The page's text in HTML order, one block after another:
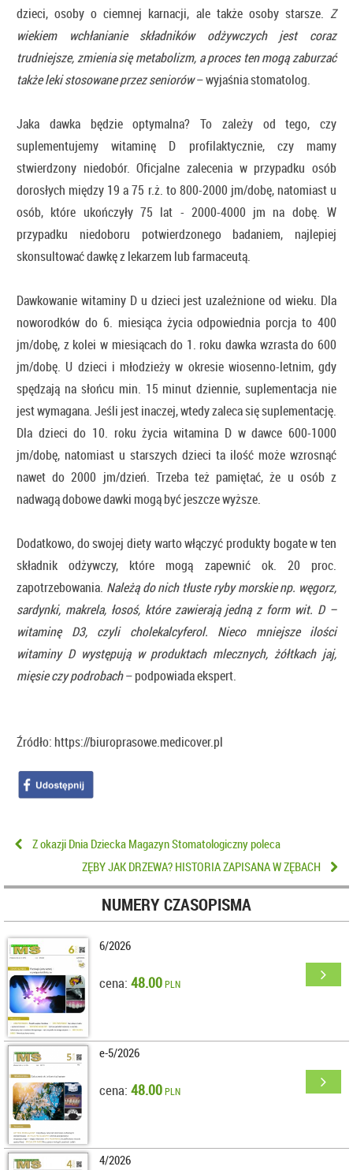
dzieci, osoby o ciemnej karnacji, ale także osoby starsze. Z
wiekiem wchłanianie składników odżywczych jest coraz
trudniejsze, zmienia się metabolizm, a proces ten mogą zaburzać
także leki stosowane przez seniorów– wyjaśnia stomatolog.
Jaka dawka będzie optymalna? To zależy od tego, czy
suplementujemy witaminę D profilaktycznie, czy mamy
stwierdzony niedobór. Oficjalne zalecenia w przypadku osób
dorosłych między 19 a 75 r.ż. to 800-2000 jm/dobę, natomiast u
osób, które ukończyły 75 lat - 2000-4000 jm na dobę. W
przypadku niedoboru potwierdzonego badaniem, najlepiej
skonsultować dawkę z lekarzem lub farmaceutą.
Dawkowanie witaminy D u dzieci jest uzależnione od wieku. Dla
noworodków do 6. miesiąca życia odpowiednia porcja to 400
jm/dobę, z kolei w miesiącach do 1. roku dawka wzrasta do 600
jm/dobę. U dzieci i młodzieży w okresie wiosenno-letnim, gdy
spędzają na słońcu min. 15 minut dziennie, suplementacja nie
jest wymagana. Jeśli jest inaczej, wtedy zaleca się suplementację.
Dla dzieci do 10. roku życia witamina D w dawce 600-1000
jm/dobę, natomiast u starszych dzieci ta ilość może wzrosnąć
nawet do 2000 jm/dzień. Trzeba też pamiętać, że u osób z
nadwagą dobowe dawki mogą być jeszcze wyższe.
Dodatkowo, do swojej diety warto włączyć produkty bogate w ten
składnik odżywczy, które mogą zapewnić ok. 20 proc.
zapotrzebowania. Należą do nich tłuste ryby morskie np. węgorz,
sardynki, makrela, łosoś, które zawierają jedną z form wit. D –
witaminę D3, czyli cholekalcyferol. Nieco mniejsze ilości
witaminy D występują w produktach mlecznych, żółtkach jaj,
mięsie czy podrobach– podpowiada ekspert.
Źródło: https://biuroprasowe.medicover.pl
Z okazji Dnia Dziecka Magazyn Stomatologiczny poleca
ZĘBY JAK DRZEWA? HISTORIA ZAPISANA W ZĘBACH
NUMERY CZASOPISMA
6/2026
cena: 48.00PLN
e-5/2026
cena: 48.00PLN
4/2026